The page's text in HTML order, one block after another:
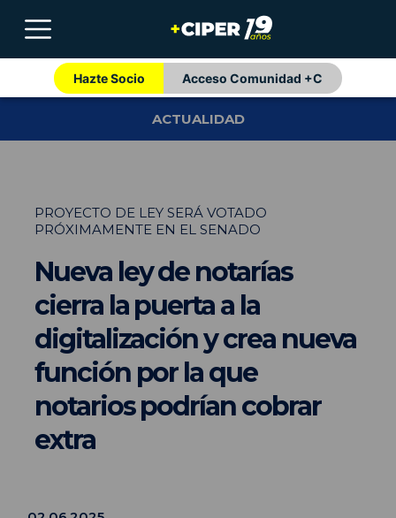
Hazte Socio Acceso Comunidad +C
ACTUALIDAD
PROYECTO DE LEY SERÁ VOTADO
PRÓXIMAMENTE EN EL SENADO
Nueva ley de notarías
cierra la puerta a la
digitalización y crea nueva
función por la que
notarios podrían cobrar
extra